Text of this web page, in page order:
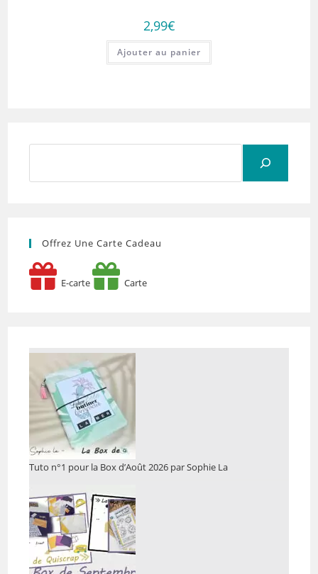
2,99€
Ajouter au panier
Offrez Une Carte Cadeau
E-carte Carte
Tuto n°1 pour la Box d’Août 2026 par Sophie La